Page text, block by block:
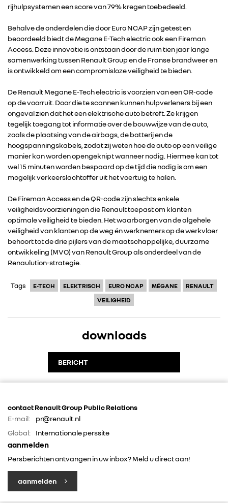
RENAULT GROUP
DACIA
rijhulpsystemen een score van 79% kregen toebedeeld.
Behalve de onderdelen die door Euro NCAP zijn getest en
beoordeeld biedt de Megane E-Tech electric ook een Fireman
Access. Deze innovatie is ontstaan door de ruim tien jaar lange
samenwerking tussen Renault Group en de Franse brandweer en
is ontwikkeld om een compromisloze veiligheid te bieden.
De Renault Megane E-Tech electric is voorzien van een QR-code
op de voorruit. Door die te scannen kunnen hulpverleners bij een
ongeval zien dat het een elektrische auto betreft. Ze krijgen
tegelijk toegang tot informatie over de bouwwijze van de auto,
zoals de plaatsing van de airbags, de batterij en de
hoogspanningskabels, zodat zij weten hoe de auto op een veilige
manier kan worden opengeknipt wanneer nodig. Hiermee kan tot
wel 15 minuten worden bespaard op de tijd die nodig is om een
mogelijk verkeerslachtoffer uit het voertuig te halen.
De Fireman Access en de QR-code zijn slechts enkele
veiligheidsvoorzieningen die Renault toepast om klanten
optimale veiligheid te bieden. Het waarborgen van de algehele
veiligheid van klanten op de weg én werknemers op de werkvloer
behoort tot de drie pijlers van de maatschappelijke, duurzame
ontwikkeling (MVO) van Renault Group als onderdeel van de
Renaulution-strategie.
Tags E-TECH ELEKTRISCH EURO NCAP MÉGANE
RENAULT
VEILIGHEID
downloads
BERICHT
contact Renault Group Public Relations
E-mail:
pr@renault.nl
Global:
Internationale perssite
aanmelden
Persberichten ontvangen in uw inbox? Meld u direct aan!
aanmelden